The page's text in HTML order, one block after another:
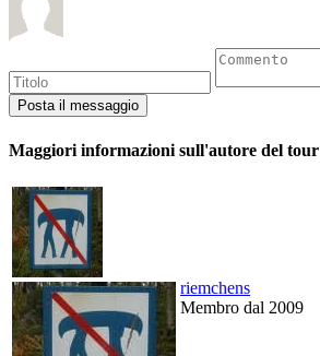
Maggiori informazioni sull'autore del tour
riemchens
Membro dal 2009